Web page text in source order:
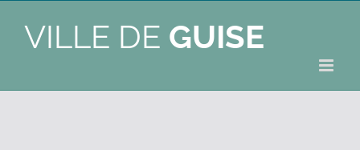
VILLE DE GUISE